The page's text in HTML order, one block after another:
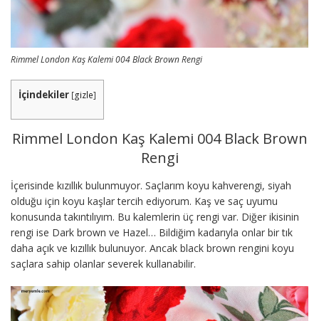
Rimmel London Kaş Kalemi 004 Black Brown Rengi
İçindekiler [gizle]
Rimmel London Kaş Kalemi 004 Black Brown
Rengi
İçerisinde kızıllık bulunmuyor. Saçlarım koyu kahverengi, siyah
olduğu için koyu kaşlar tercih ediyorum. Kaş ve saç uyumu
konusunda takıntılıyım. Bu kalemlerin üç rengi var. Diğer ikisinin
rengi ise Dark brown ve Hazel… Bildiğim kadarıyla onlar bir tık
daha açık ve kızıllık bulunuyor. Ancak black brown rengini koyu
saçlara sahip olanlar severek kullanabilir.